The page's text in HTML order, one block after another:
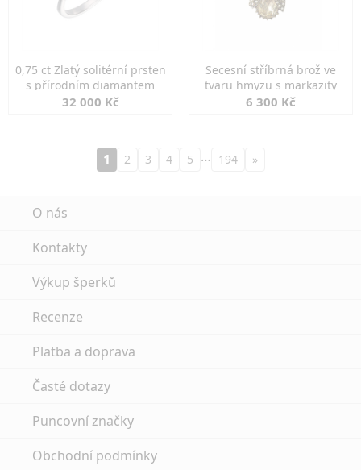
0,75 ct Zlatý solitérní prsten
s přírodním diamantem
32 000 Kč
Secesní stříbrná brož ve
tvaru hmyzu s markazity
6 300 Kč
1 2 3 4 5 … 194 »
O nás
Kontakty
Výkup šperků
Recenze
Platba a doprava
Časté dotazy
Puncovní značky
Obchodní podmínky